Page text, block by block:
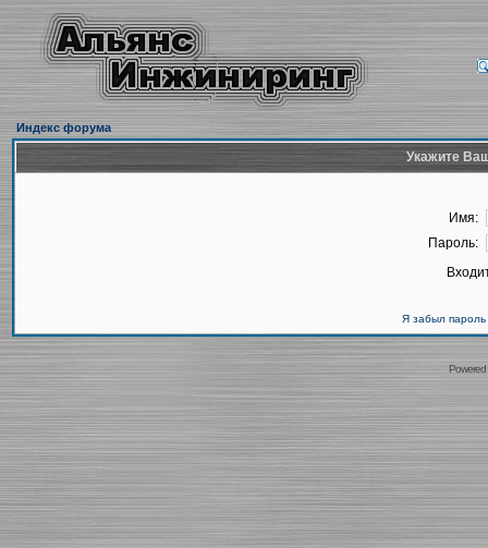
Индекс форума
Укажите
Имя:
Пароль:
Я забыл пароль